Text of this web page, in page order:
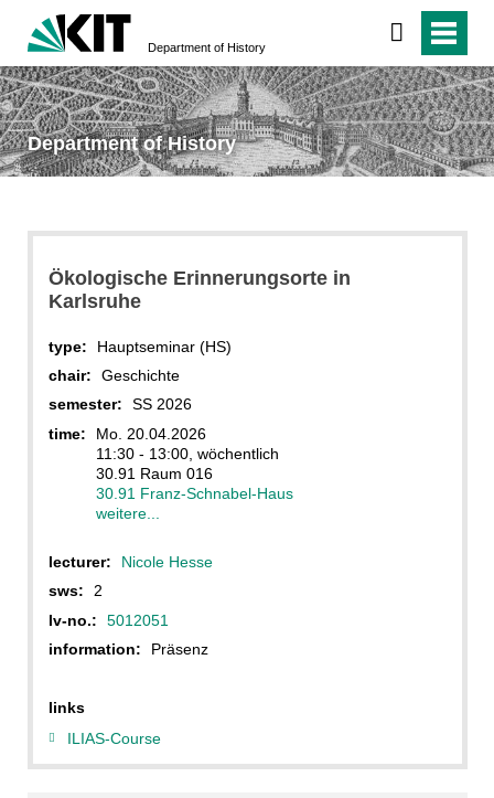
Department of History
Department of History
Ökologische Erinnerungsorte in
Karlsruhe
type:
Hauptseminar (HS)
chair:
Geschichte
semester:
SS 2026
time:
Mo. 20.04.2026
11:30 - 13:00, wöchentlich
30.91 Raum 016
30.91 Franz-Schnabel-Haus
weitere...
lecturer:
Nicole Hesse
sws:
2
lv-no.:
5012051
information:
Präsenz
links
ILIAS-Course